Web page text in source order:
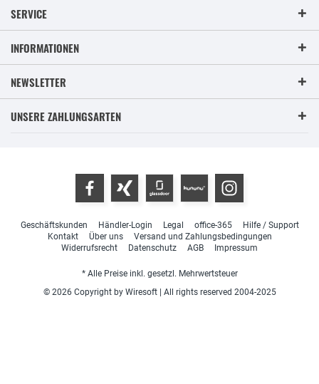
SERVICE
INFORMATIONEN
NEWSLETTER
UNSERE ZAHLUNGSARTEN
Geschäftskunden Händler-Login Legal office-365
Hilfe / Support
Kontakt
Über uns
Versand und Zahlungsbedingungen
Widerrufsrecht
Datenschutz AGB Impressum
* Alle Preise inkl. gesetzl. Mehrwertsteuer
© 2026 Copyright by Wiresoft | All rights reserved 2004-2025